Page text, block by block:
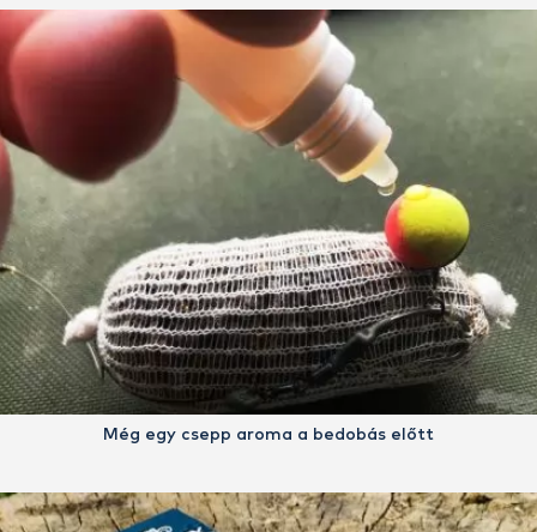
Még egy csepp aroma a bedobás előtt